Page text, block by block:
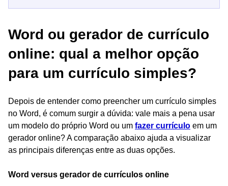
Word ou gerador de currículo
online: qual a melhor opção
para um currículo simples?
Depois de entender como preencher um currículo simples
no Word, é comum surgir a dúvida: vale mais a pena usar
um modelo do próprio Word ou um fazer currículo em um
gerador online? A comparação abaixo ajuda a visualizar
as principais diferenças entre as duas opções.
Word versus gerador de currículos online